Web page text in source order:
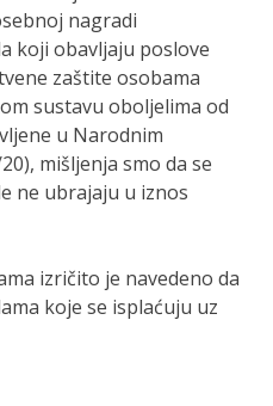
nagradi
koji obavljaju poslove
zaštite osobama
sustavu oboljelima od
u Narodnim
mišljenja smo da se
ne ubrajaju u iznos
izričito je navedeno da
koje se isplaćuju uz